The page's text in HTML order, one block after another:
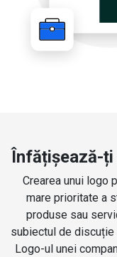
Înfățișează-
Crearea unui logo
mare prioritate a
produse sau
subiectul de discuție
Logo-ul unei